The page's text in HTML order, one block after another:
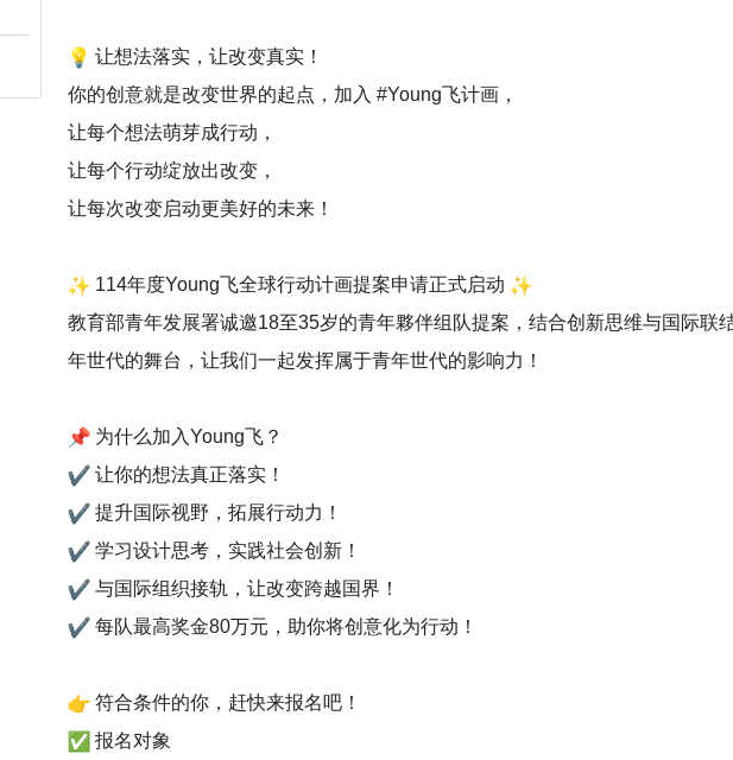
让想法落实，让改变真实！
你的创意就是改变世界的起点，加入 #Young飞计画，
让每个想法萌芽成行动，
让每个行动绽放出改变，
让每次改变启动更美好的未来！
114年度Young飞全球行动计画提案申请正式启动
教育部青年发展署诚邀18至35岁的青年夥伴组队提案， 结合创新思维与国际联
年世代的舞台，让我们一起发挥属于青年世代的影响力！
为什么加入Young飞？
让你的想法真正落实！
提升国际视野，拓展行动力！
学习设计思考，实践社会创新！
与国际组织接轨，让改变跨越国界！
每队最高奖金80万元，助你将创意化为行动！
符合条件的你，赶快来报名吧！
报名对象